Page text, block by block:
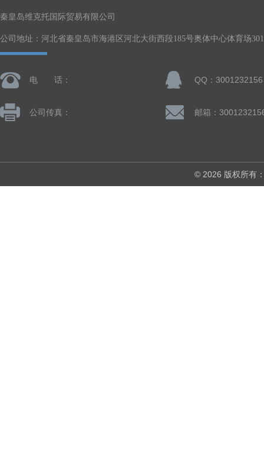
秦皇岛维克托国际贸易有限公司
公司地址：河北省秦皇岛市海港区河北大街西段185号奥体中心体育场
电 话： QQ：3001232156
公司传真： 邮箱：
© 2026 版权所有